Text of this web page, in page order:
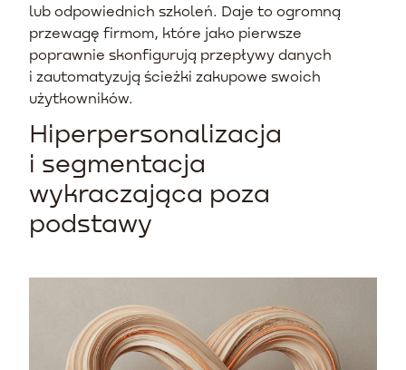
lub odpowiednich szkoleń. Daje to ogromną
przewagę firmom, które jako pierwsze
poprawnie skonfigurują przepływy danych
i zautomatyzują ścieżki zakupowe swoich
użytkowników.
Hiperpersonalizacja
i segmentacja
wykraczająca poza
podstawy